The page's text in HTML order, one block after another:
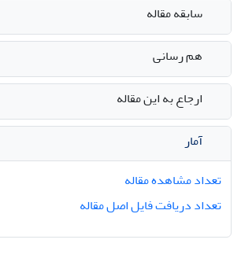
سابقه مقاله
هم رسانی
ارجاع به این مقاله
آمار
تعداد مشاهده مقاله
تعداد دریافت فایل اصل مقاله